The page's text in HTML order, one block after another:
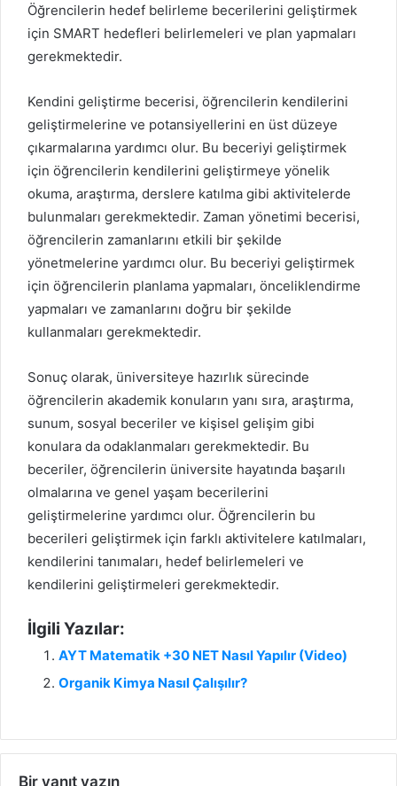
Öğrencilerin hedef belirleme becerilerini geliştirmek
için SMART hedefleri belirlemeleri ve plan yapmaları
gerekmektedir.
Kendini geliştirme becerisi, öğrencilerin kendilerini
geliştirmelerine ve potansiyellerini en üst düzeye
çıkarmalarına yardımcı olur. Bu beceriyi geliştirmek
için öğrencilerin kendilerini geliştirmeye yönelik
okuma, araştırma, derslere katılma gibi aktivitelerde
bulunmaları gerekmektedir. Zaman yönetimi becerisi,
öğrencilerin zamanlarını etkili bir şekilde
yönetmelerine yardımcı olur. Bu beceriyi geliştirmek
için öğrencilerin planlama yapmaları, önceliklendirme
yapmaları ve zamanlarını doğru bir şekilde
kullanmaları gerekmektedir.
Sonuç olarak, üniversiteye hazırlık sürecinde
öğrencilerin akademik konuların yanı sıra, araştırma,
sunum, sosyal beceriler ve kişisel gelişim gibi
konulara da odaklanmaları gerekmektedir. Bu
beceriler, öğrencilerin üniversite hayatında başarılı
olmalarına ve genel yaşam becerilerini
geliştirmelerine yardımcı olur. Öğrencilerin bu
becerileri geliştirmek için farklı aktivitelere katılmaları,
kendilerini tanımaları, hedef belirlemeleri ve
kendilerini geliştirmeleri gerekmektedir.
İlgili Yazılar:
AYT Matematik +30 NET Nasıl Yapılır (Video)
Organik Kimya Nasıl Çalışılır?
Bir yanıt yazın